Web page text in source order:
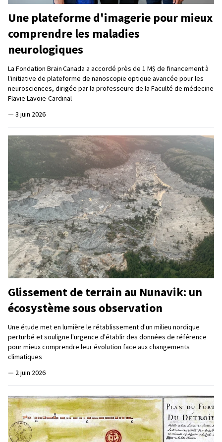
Une plateforme d'imagerie pour mieux
comprendre les maladies
neurologiques
La Fondation Brain Canada a accordé près de 1 M$ de financement à
l'initiative de plateforme de nanoscopie optique avancée pour les
neurosciences, dirigée par la professeure de la Faculté de médecine
Flavie Lavoie-Cardinal
— 3 juin 2026
Glissement de terrain au Nunavik: un
écosystème sous observation
Une étude met en lumière le rétablissement d'un milieu nordique
perturbé et souligne l'urgence d'établir des données de référence
pour mieux comprendre leur évolution face aux changements
climatiques
— 2 juin 2026